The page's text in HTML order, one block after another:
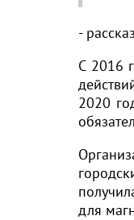
-
С 2016
2020
для